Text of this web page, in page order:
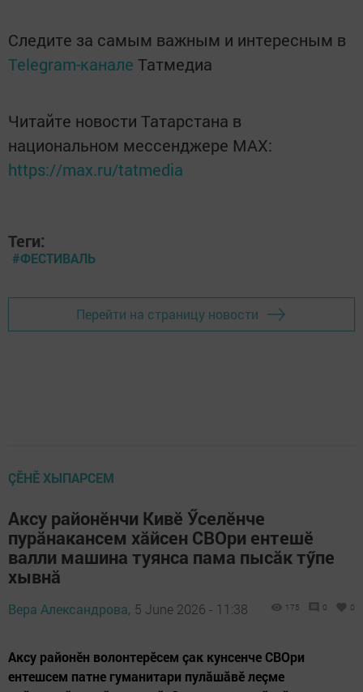
Следите за самым важным и интересным в
Telegram-канале Татмедиа
Читайте новости Татарстана в
национальном мессенджере MАХ:
https://max.ru/tatmedia
Теги:
#ФЕСТИВАЛЬ
Перейти на страницу новости
ÇӖНӖ ХЫПАРСЕМ
Аксу районӗнчи Кивӗ Ӳселӗнче
пурăнакансем хăйсен СВОри ентешӗ
валли машина туянса пама пысăк тӳпе
хывнă
Вера Александрова, 5 June 2026 - 11:38 175 0 0
Аксу районӗн волонтерӗсем çак кунсенче СВОри
ентешсем патне гуманитари пулăшăвӗ леçме